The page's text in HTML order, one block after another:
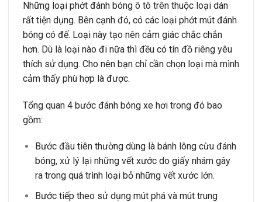
Những loại phớt đánh bóng ô tô trên thuộc loại dán
rất tiện dụng. Bên cạnh đó, có các loại phớt mút đánh
bóng có đế. Loại này tạo nên cảm giác chắc chắn
hơn. Dù là loại nào đi nữa thì đều có tín đồ riêng yêu
thích sử dụng. Cho nên bạn chỉ cần chọn loại mà mình
cảm thấy phù hợp là được.
Tổng quan 4 bước đánh bóng xe hơi trong đó bao
gồm:
Bước đầu tiên thường dùng là bánh lông cừu đánh
bóng, xử lý lại những vết xước do giấy nhám gây
ra trong quá trình loại bỏ những vết xước lớn.
Bước tiếp theo sử dụng mút phá và mút trung